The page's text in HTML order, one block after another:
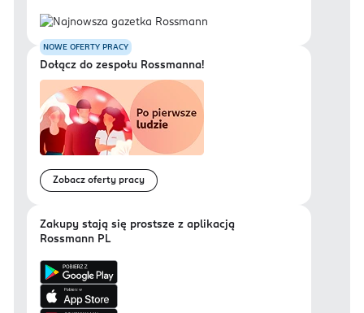
NOWE OFERTY PRACY
Dołącz do zespołu Rossmanna!
Zobacz oferty pracy
Zakupy stają się prostsze z aplikacją
Rossmann PL